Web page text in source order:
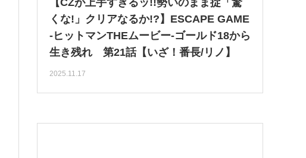
【CZが上手すぎるッ!!勢いのまま掟「驚
くな!」クリアなるか!?】ESCAPE GAME
-ヒットマンTHEムービー-ゴールド18から
生き残れ 第21話【いざ！番長/リノ】
2025.11.17